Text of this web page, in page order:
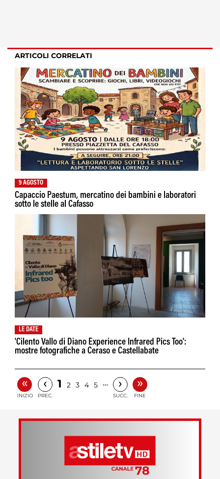
ARTICOLI CORRELATI
9 AGOSTO
Capaccio Paestum, mercatino dei bambini e laboratori
sotto le stelle al Cafasso
LE DATE
'Cilento Vallo di Diano Experience Infrared Pics Too':
mostre fotografiche a Ceraso e Castellabate
«
INIZIO
‹
PREC.
1 2 3 4 5 … ›
SUCC.
»
FINE